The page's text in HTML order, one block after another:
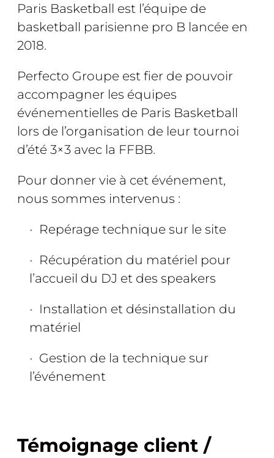
Paris Basketball est l’équipe de
basketball parisienne pro B lancée en
2018.
Perfecto Groupe est fier de pouvoir
accompagner les équipes
événementielles de Paris Basketball
lors de l’organisation de leur tournoi
d’été 3×3 avec la FFBB.
Pour donner vie à cet événement,
nous sommes intervenus :
Repérage technique sur le site
Récupération du matériel pour
l’accueil du DJ et des speakers
Installation et désinstallation du
matériel
Gestion de la technique sur
l’événement
Témoignage client /